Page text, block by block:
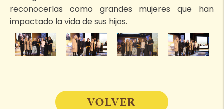
reconocerlas como grandes mujeres que han
impactado la vida de sus hijos.
VOLVER